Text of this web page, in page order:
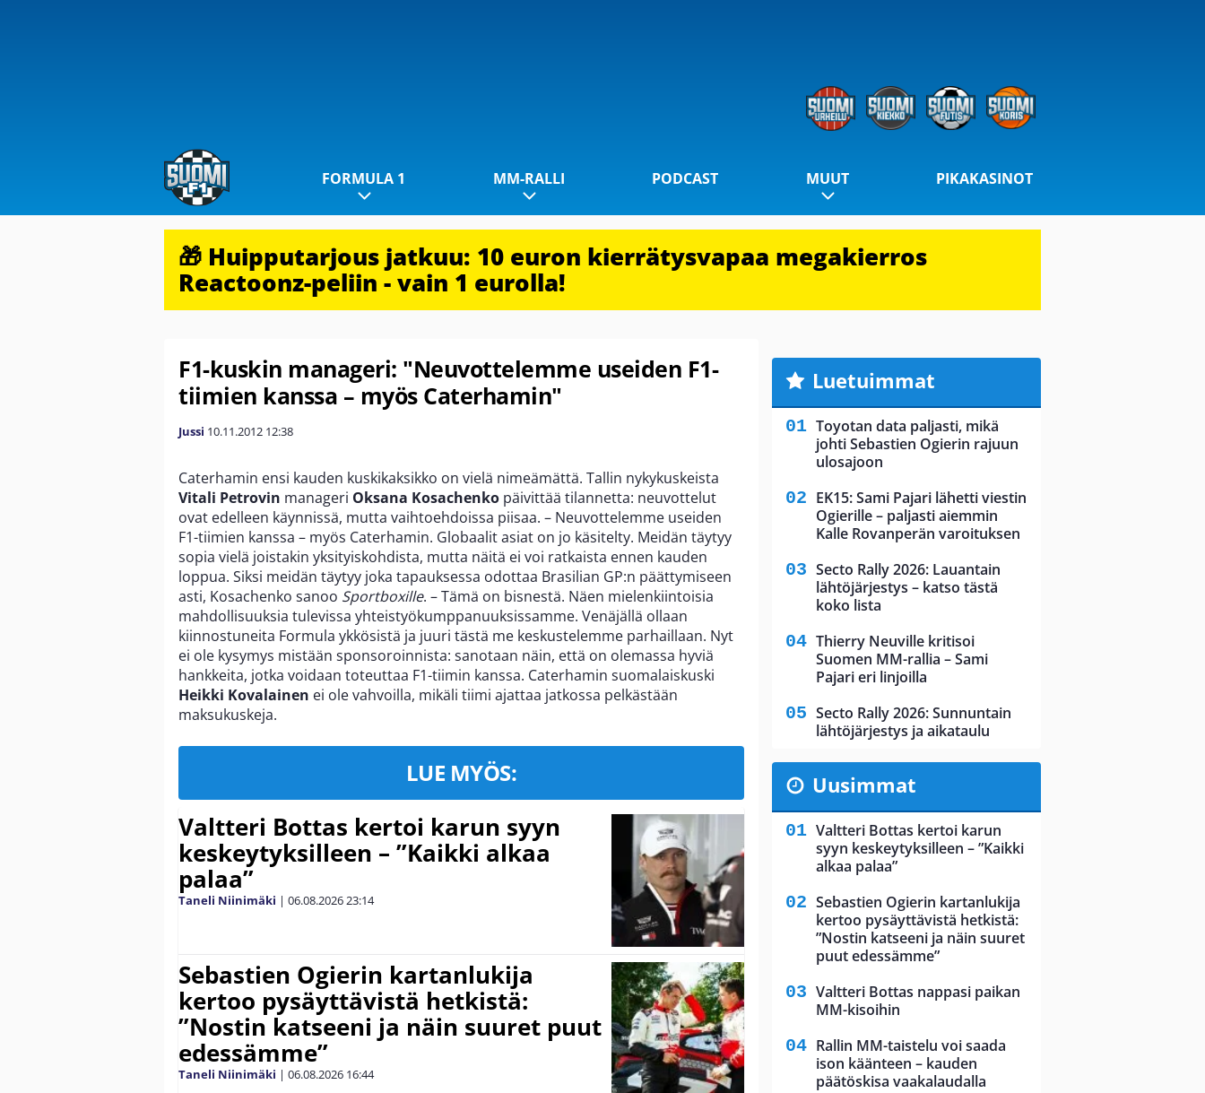
FORMULA 1 MM-RALLI PODCAST MUUT PIKAKASINOT
🎁 Huipputarjous jatkuu: 10 euron kierrätysvapaa megakierros
Reactoonz-peliin - vain 1 eurolla!
F1-kuskin manageri: "Neuvottelemme useiden F1-
tiimien kanssa – myös Caterhamin"
Jussi 10.11.2012 12:38
Caterhamin ensi kauden kuskikaksikko on vielä nimeämättä. Tallin nykykuskeista
Vitali Petrovin manageri Oksana Kosachenko päivittää tilannetta: neuvottelut
ovat edelleen käynnissä, mutta vaihtoehdoissa piisaa. – Neuvottelemme useiden
F1-tiimien kanssa – myös Caterhamin. Globaalit asiat on jo käsitelty. Meidän täytyy
sopia vielä joistakin yksityiskohdista, mutta näitä ei voi ratkaista ennen kauden
loppua. Siksi meidän täytyy joka tapauksessa odottaa Brasilian GP:n päättymiseen
asti, Kosachenko sanoo Sportboxille. – Tämä on bisnestä. Näen mielenkiintoisia
mahdollisuuksia tulevissa yhteistyökumppanuuksissamme. Venäjällä ollaan
kiinnostuneita Formula ykkösistä ja juuri tästä me keskustelemme parhaillaan. Nyt
ei ole kysymys mistään sponsoroinnista: sanotaan näin, että on olemassa hyviä
hankkeita, jotka voidaan toteuttaa F1-tiimin kanssa. Caterhamin suomalaiskuski
Heikki Kovalainen ei ole vahvoilla, mikäli tiimi ajattaa jatkossa pelkästään
maksukuskeja.
LUE MYÖS:
Valtteri Bottas kertoi karun syyn
keskeytyksilleen – ”Kaikki alkaa
palaa”
Taneli Niinimäki | 06.08.202623:14
Sebastien Ogierin kartanlukija
kertoo pysäyttävistä hetkistä:
”Nostin katseeni ja näin suuret puut
edessämme”
Taneli Niinimäki | 06.08.2026 16:44
Luetuimmat
Toyotan data paljasti, mikä
johti Sebastien Ogierin rajuun
ulosajoon
EK15: Sami Pajari lähetti viestin
Ogierille – paljasti aiemmin
Kalle Rovanperän varoituksen
Secto Rally 2026: Lauantain
lähtöjärjestys – katso tästä
koko lista
Thierry Neuville kritisoi
Suomen MM-rallia – Sami
Pajari eri linjoilla
Secto Rally 2026: Sunnuntain
lähtöjärjestys ja aikataulu
Uusimmat
Valtteri Bottas kertoi karun
syyn keskeytyksilleen – ”Kaikki
alkaa palaa”
Sebastien Ogierin kartanlukija
kertoo pysäyttävistä hetkistä:
”Nostin katseeni ja näin suuret
puut edessämme”
Valtteri Bottas nappasi paikan
MM-kisoihin
Rallin MM-taistelu voi saada
ison käänteen – kauden
päätöskisa vaakalaudalla